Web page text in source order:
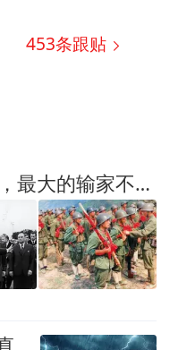
453条跟贴
基辛格：中越打了10年，最大的输家不是越南，而是苏联